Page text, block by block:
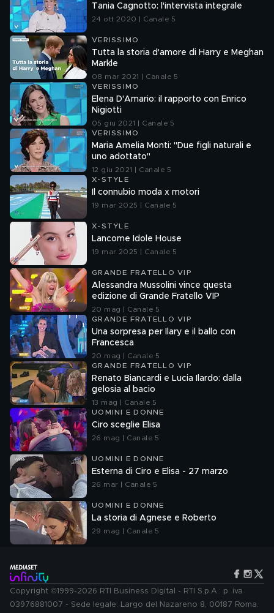
Tania Cagnotto: l'intervista integrale
24 ott 2020 | Canale 5
VERISSIMO
Tutta la storia d'amore di Harry e Meghan
Markle
08 mar 2021 | Canale 5
VERISSIMO
Elena D'Amario: il rapporto con Enrico
Nigiotti
05 giu 2021 | Canale 5
VERISSIMO
Maria Amelia Monti: "Due figli naturali e
uno adottato"
12 giu 2021 | Canale 5
X-STYLE
Il connubio moda x motori
19 mar 2025 | Canale 5
X-STYLE
Lancome Idole House
19 mar 2025 | Canale 5
GRANDE FRATELLO VIP
Alessandra Mussolini vince questa
edizione di Grande Fratello VIP
20 mag | Canale 5
GRANDE FRATELLO VIP
Una sorpresa per Ilary e il ballo con
Francesca
20 mag | Canale 5
GRANDE FRATELLO VIP
Renato Biancardi e Lucia Ilardo: dalla
gelosia al bacio
13 mag | Canale 5
UOMINI E DONNE
Ciro sceglie Elisa
26 mag | Canale 5
UOMINI E DONNE
Esterna di Ciro e Elisa - 27 marzo
26 mar | Canale 5
UOMINI E DONNE
La storia di Agnese e Roberto
29 mag | Canale 5
Copyright ©1999-2026 RTI Business Digital - RTI S.p.A.: p. iva
03976881007 - Sede legale: Largo del Nazareno 8, 00187 Roma.